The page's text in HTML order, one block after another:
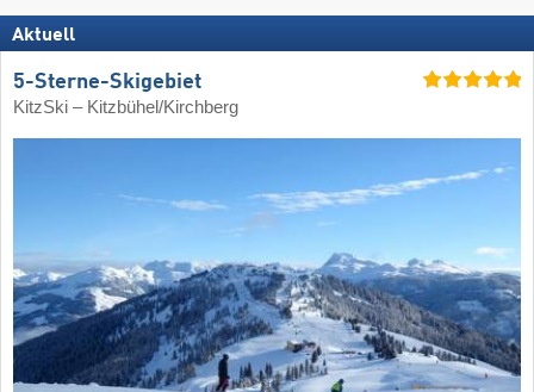
Aktuell
5-Sterne-Skigebiet
KitzSki – Kitzbühel/​Kirchberg